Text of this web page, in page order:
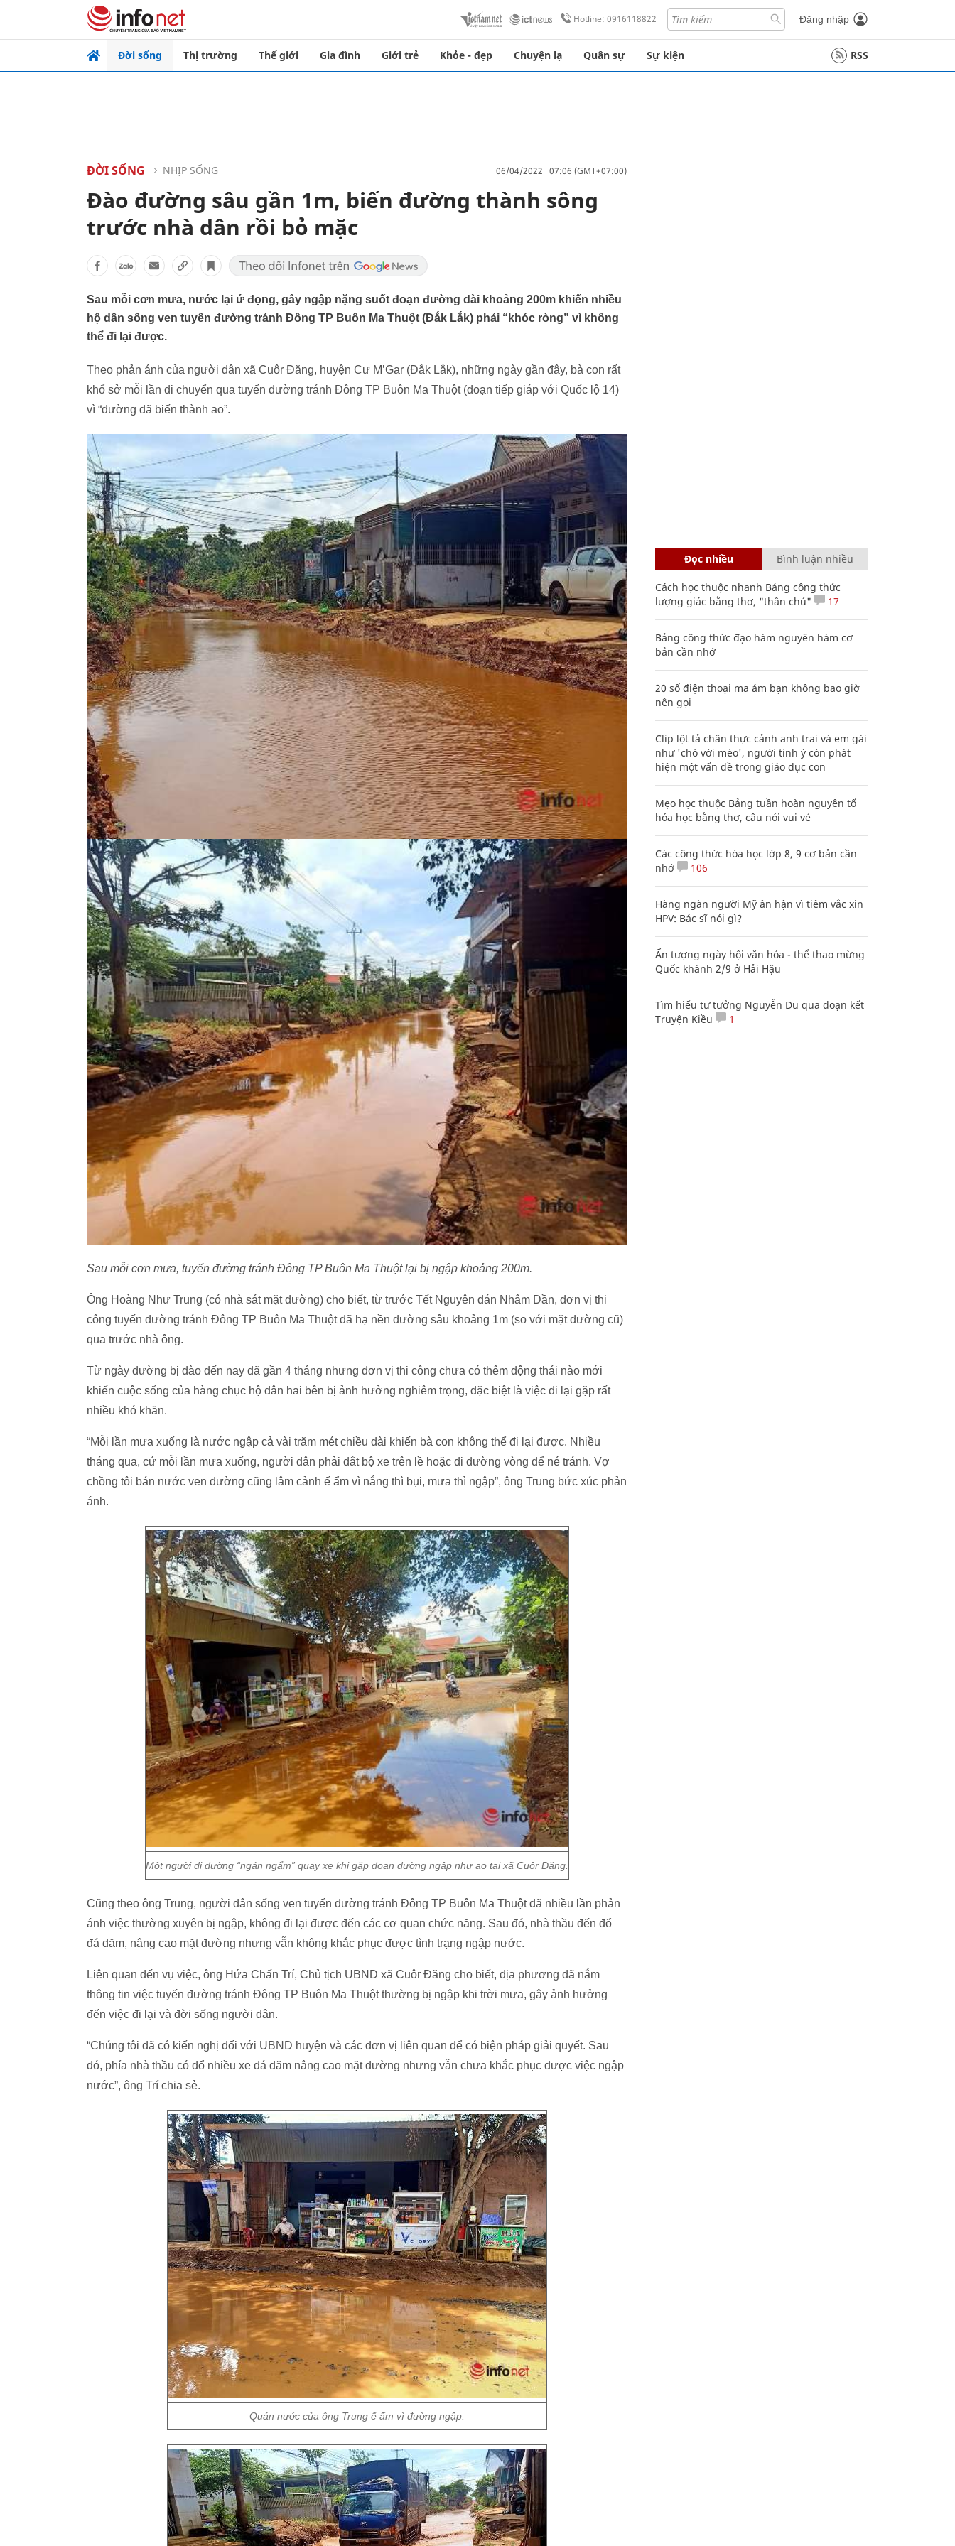
Hotline: 0916118822 Đăng nhập
Đời sống Thị trường Thế giới Gia đình Giới trẻ Khỏe - đẹp Chuyện lạ Quân sự Sự kiện RSS
ĐỜI SỐNG NHỊP SỐNG 06/04/2022 07:06 (GMT+07:00)
Đào đường sâu gần 1m, biến đường thành sông
trước nhà dân rồi bỏ mặc
Sau mỗi cơn mưa, nước lại ứ đọng, gây ngập nặng suốt đoạn đường dài khoảng 200m khiến nhiều
hộ dân sống ven tuyến đường tránh Đông TP Buôn Ma Thuột (Đắk Lắk) phải “khóc ròng” vì không
thể đi lại được.
Theo phản ánh của người dân xã Cuôr Đăng, huyện Cư M’Gar (Đắk Lắk), những ngày gần đây, bà con rất
khổ sở mỗi lần di chuyển qua tuyến đường tránh Đông TP Buôn Ma Thuột (đoạn tiếp giáp với Quốc lộ 14)
vì “đường đã biến thành ao”.
Sau mỗi cơn mưa, tuyến đường tránh Đông TP Buôn Ma Thuột lại bị ngập khoảng 200m.
Ông Hoàng Như Trung (có nhà sát mặt đường) cho biết, từ trước Tết Nguyên đán Nhâm Dần, đơn vị thi
công tuyến đường tránh Đông TP Buôn Ma Thuột đã hạ nền đường sâu khoảng 1m (so với mặt đường cũ)
qua trước nhà ông.
Từ ngày đường bị đào đến nay đã gần 4 tháng nhưng đơn vị thi công chưa có thêm động thái nào mới
khiến cuộc sống của hàng chục hộ dân hai bên bị ảnh hưởng nghiêm trọng, đặc biệt là việc đi lại gặp rất
nhiều khó khăn.
“Mỗi lần mưa xuống là nước ngập cả vài trăm mét chiều dài khiến bà con không thể đi lại được. Nhiều
tháng qua, cứ mỗi lần mưa xuống, người dân phải dắt bộ xe trên lề hoặc đi đường vòng để né tránh. Vợ
chồng tôi bán nước ven đường cũng lâm cảnh ế ẩm vì nắng thì bụi, mưa thì ngập”, ông Trung bức xúc phản
ánh.
Một người đi đường “ngán ngẩm” quay xe khi gặp đoạn đường ngập như ao tại xã Cuôr Đăng.
Cũng theo ông Trung, người dân sống ven tuyến đường tránh Đông TP Buôn Ma Thuột đã nhiều lần phản
ánh việc thường xuyên bị ngập, không đi lại được đến các cơ quan chức năng. Sau đó, nhà thầu đến đổ
đá dăm, nâng cao mặt đường nhưng vẫn không khắc phục được tình trạng ngập nước.
Liên quan đến vụ việc, ông Hứa Chấn Trí, Chủ tịch UBND xã Cuôr Đăng cho biết, địa phương đã nắm
thông tin việc tuyến đường tránh Đông TP Buôn Ma Thuột thường bị ngập khi trời mưa, gây ảnh hưởng
đến việc đi lại và đời sống người dân.
“Chúng tôi đã có kiến nghị đối với UBND huyện và các đơn vị liên quan để có biện pháp giải quyết. Sau
đó, phía nhà thầu có đổ nhiều xe đá dăm nâng cao mặt đường nhưng vẫn chưa khắc phục được việc ngập
nước”, ông Trí chia sẻ.
Quán nước của ông Trung ế ẩm vì đường ngập.
Đọc nhiều Bình luận nhiều
Cách học thuộc nhanh Bảng công thức
lượng giác bằng thơ, "thần chú"
17
Bảng công thức đạo hàm nguyên hàm cơ
bản cần nhớ
20 số điện thoại ma ám bạn không bao giờ
nên gọi
Clip lột tả chân thực cảnh anh trai và em gái
như 'chó với mèo', người tinh ý còn phát
hiện một vấn đề trong giáo dục con
Mẹo học thuộc Bảng tuần hoàn nguyên tố
hóa học bằng thơ, câu nói vui vẻ
Các công thức hóa học lớp 8, 9 cơ bản cần
nhớ
106
Hàng ngàn người Mỹ ân hận vì tiêm vắc xin
HPV: Bác sĩ nói gì?
Ấn tượng ngày hội văn hóa - thể thao mừng
Quốc khánh 2/9 ở Hải Hậu
Tìm hiểu tư tưởng Nguyễn Du qua đoạn kết
Truyện Kiều
1